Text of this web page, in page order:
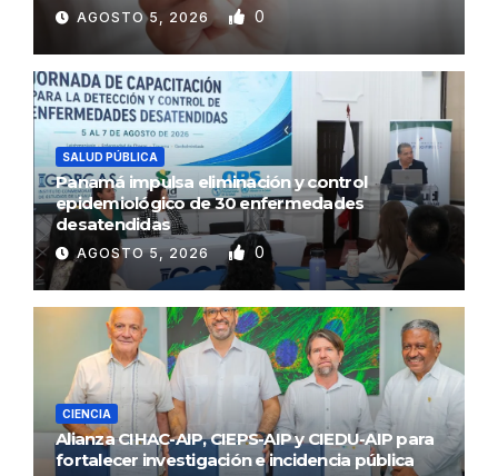
AGOSTO 5, 2026 0
SALUD PÚBLICA
Panamá impulsa eliminación y control
epidemiológico de 30 enfermedades
desatendidas
AGOSTO 5, 2026 0
CIENCIA
Alianza CIHAC-AIP, CIEPS-AIP y CIEDU-AIP para
fortalecer investigación e incidencia pública